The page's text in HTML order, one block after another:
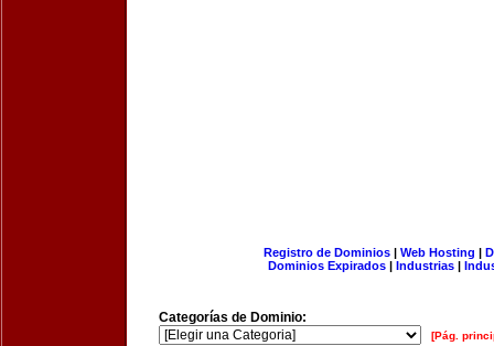
Registro de Dominios| Web Hosting |
Dominios Expirados | Industrias |
Categorías de Dominio:
[Pág.